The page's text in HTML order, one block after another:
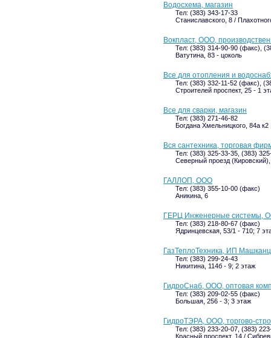
Водосхема, магазин
Тел: (383) 343-17-33
Станиславского, 8 /
Вокпласт, ООО,
Тел: (383) 314-90-90 (факс),
Ватутина, 83 - цоколь
Все для отопления и
Тел: (383) 332-11-52 (факс),
Строителей проспект, 25 - 1
Все для сварки, магазин
Тел: (383) 271-46-82
Богдана Хмельницкого, 84а к2
Вся сантехника, торговая
Тел: (383) 325-33-35, (383)
Северный проезд
ГАЛЛОП, ООО
Тел: (383) 355-10-00 (факс)
Аникина, 6
ГЕРЦ Инженерные системы,
Тел: (383) 218-80-67 (факс)
Ядринцевская, 53/1 - 710; 7
ГазТеплоТехника, ИП
Тел: (383) 299-24-43
Никитина, 114б - 9; 2 этаж
ГидроСнаб, ООО, оптовая
Тел: (383) 209-02-55 (факс)
Большая, 256 - 3; 3 этаж
ГидроТЭРА, ООО, торгово-
Тел: (383) 233-20-07, (383)
Красный проспект, 14 /